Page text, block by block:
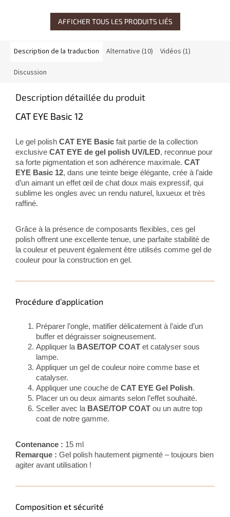
AFFICHER TOUS LES PRODUITS LIÉS
Description de la traduction Alternative (10) Vidéos (1)
Discussion
Description détaillée du produit
CAT EYE Basic 12
Le gel polish CAT EYE Basic fait partie de la collection
exclusive CAT EYE de gel polish UV/LED, reconnue pour
sa forte pigmentation et son adhérence maximale. CAT
EYE Basic 12, dans une teinte beige élégante, crée à l’aide
d’un aimant un effet œil de chat doux mais expressif, qui
sublime les ongles avec un rendu naturel, luxueux et très
raffiné.
Grâce à la présence de composants flexibles, ces gel
polish offrent une excellente tenue, une parfaite stabilité de
la couleur et peuvent également être utilisés comme gel de
couleur pour la construction en gel.
Procédure d’application
Préparer l’ongle, matifier délicatement à l’aide d’un
buffer et dégraisser soigneusement.
Appliquer la BASE/TOP COAT et catalyser sous
lampe.
Appliquer un gel de couleur noire comme base et
catalyser.
Appliquer une couche de CAT EYE Gel Polish.
Placer un ou deux aimants selon l’effet souhaité.
Sceller avec la BASE/TOP COAT ou un autre top
coat de notre gamme.
Contenance : 15 ml
Remarque : Gel polish hautement pigmenté – toujours bien
agiter avant utilisation !
Composition et sécurité